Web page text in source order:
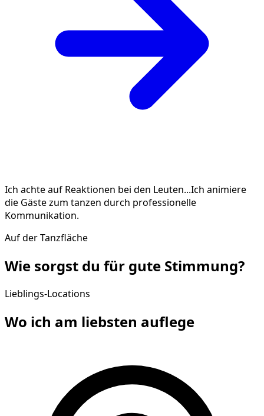
Ich achte auf Reaktionen bei den Leuten...Ich animiere
die Gäste zum tanzen durch professionelle
Kommunikation.
Auf der Tanzfläche
Wie sorgst du für gute Stimmung?
Lieblings-Locations
Wo ich am liebsten auflege